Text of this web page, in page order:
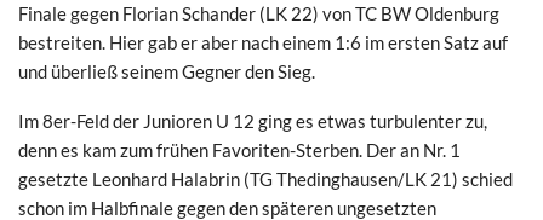
Finale gegen Florian Schander (LK 22) von TC BW Oldenburg
bestreiten. Hier gab er aber nach einem 1:6 im ersten Satz auf
und überließ seinem Gegner den Sieg.
Im 8er-Feld der Junioren U 12 ging es etwas turbulenter zu,
denn es kam zum frühen Favoriten-Sterben. Der an Nr. 1
gesetzte Leonhard Halabrin (TG Thedinghausen/LK 21) schied
schon im Halbfinale gegen den späteren ungesetzten